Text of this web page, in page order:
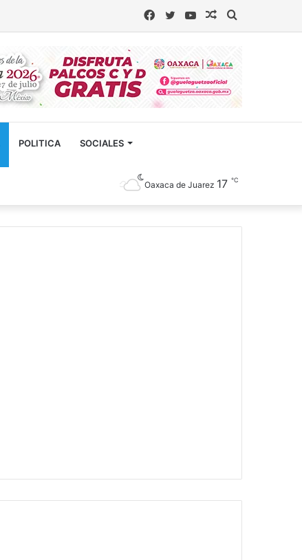
Buscar
Artículo
YouTube
Twitter
Facebook
POLITICA SOCIALES
Oaxaca de Juarez 17 ℃